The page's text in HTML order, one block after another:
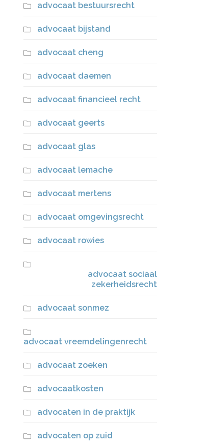
advocaat bestuursrecht
advocaat bijstand
advocaat cheng
advocaat daemen
advocaat financieel recht
advocaat geerts
advocaat glas
advocaat lemache
advocaat mertens
advocaat omgevingsrecht
advocaat rowies
advocaat sociaal
zekerheidsrecht
advocaat sonmez
advocaat vreemdelingenrecht
advocaat zoeken
advocaatkosten
advocaten in de praktijk
advocaten op zuid